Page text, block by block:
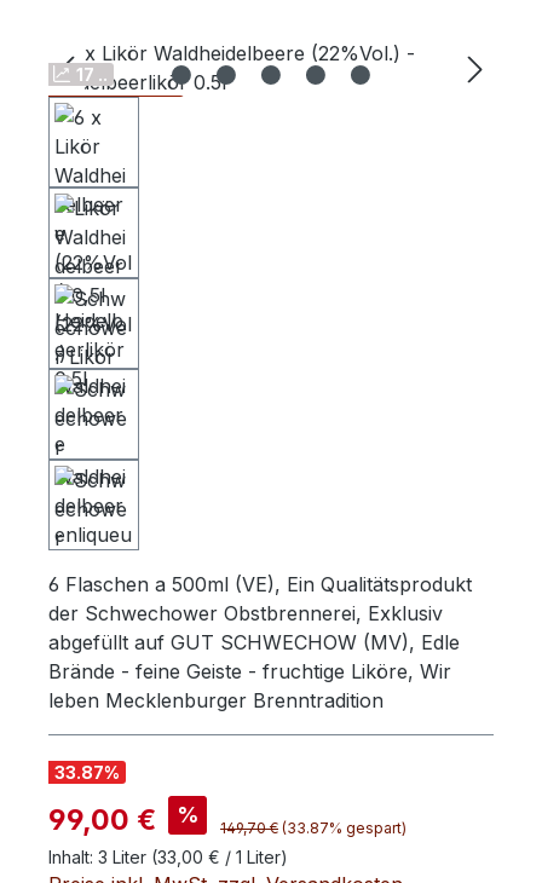
Bildergalerie überspringen
17 ..
Schwechower
6 Flaschen a 500ml (VE), Ein Qualitätsprodukt
der Schwechower Obstbrennerei, Exklusiv
abgefüllt auf GUT SCHWECHOW (MV), Edle
Brände - feine Geiste - fruchtige Liköre, Wir
leben Mecklenburger Brenntradition
33.87%
Verkaufspreis:
99,00 € % Regulärer Preis:
149,70 € (33.87% gespart)
Inhalt: 3 Liter (33,00 € / 1 Liter)